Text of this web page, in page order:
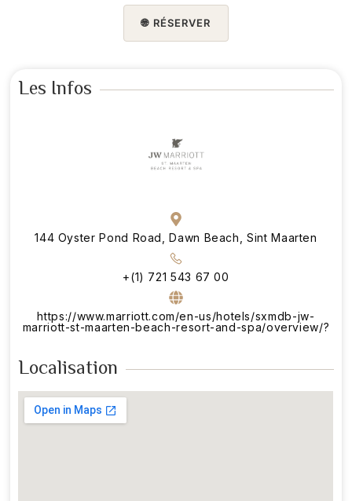
🌐 RÉSERVER
Les Infos
144 Oyster Pond Road, Dawn Beach, Sint Maarten
+(1) 721 543 67 00
https://www.marriott.com/en-us/hotels/sxmdb-jw-
marriott-st-maarten-beach-resort-and-spa/overview/?
Localisation